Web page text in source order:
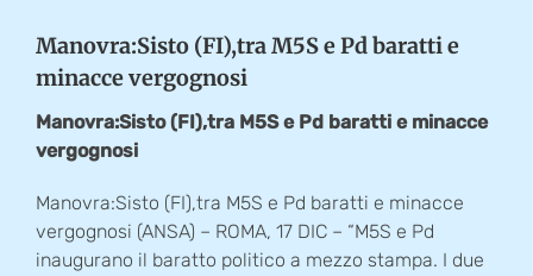
Manovra:Sisto (FI),tra M5S e Pd baratti e
minacce vergognosi
Manovra:Sisto (FI),tra M5S e Pd baratti e minacce
vergognosi
Manovra:Sisto (FI),tra M5S e Pd baratti e minacce
vergognosi (ANSA) – ROMA, 17 DIC – “M5S e Pd
inaugurano il baratto politico a mezzo stampa. I due